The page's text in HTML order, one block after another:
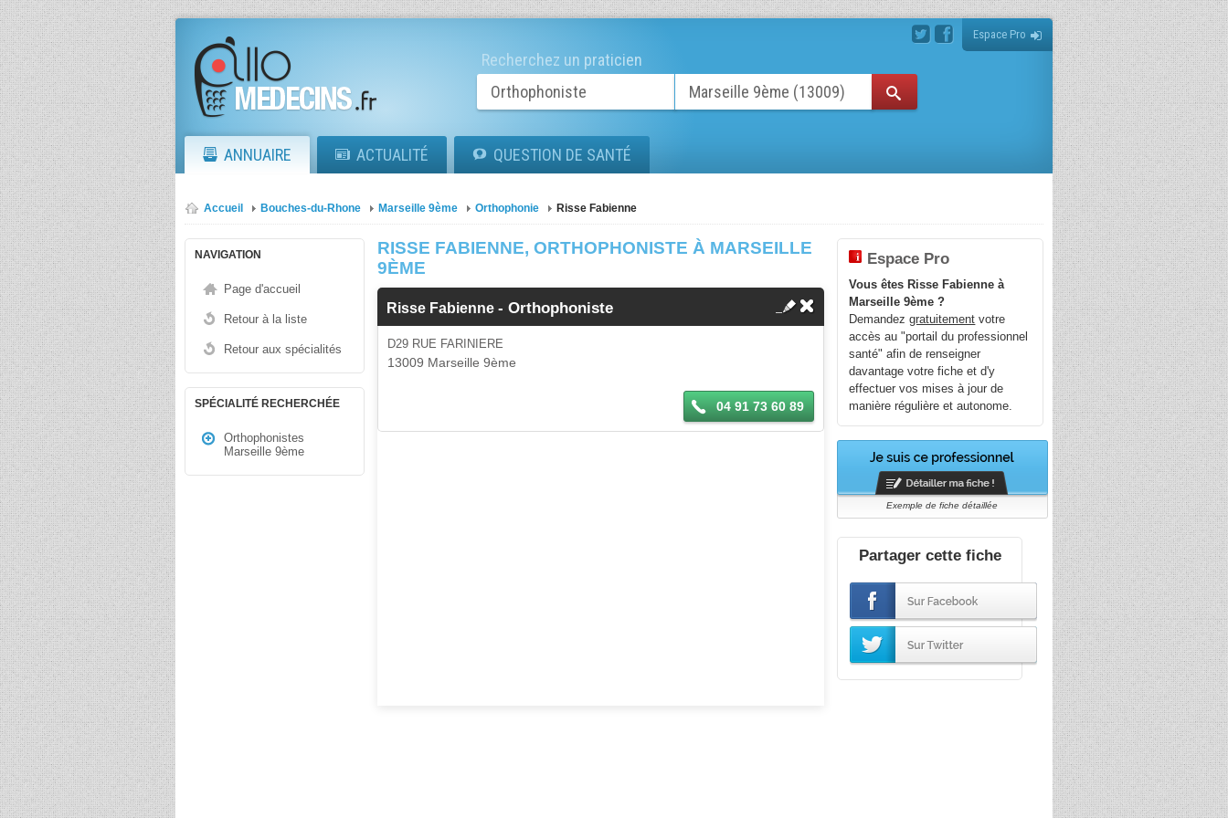
Espace Pro
Recherchez un praticien
ANNUAIRE ACTUALITÉ QUESTION DE SANTÉ
Accueil Bouches-du-Rhone Marseille 9ème Orthophonie Risse Fabienne
NAVIGATION
Page d'accueil
Retour à la liste
Retour aux spécialités
SPÉCIALITÉ RECHERCHÉE
Orthophonistes
Marseille 9ème
RISSE FABIENNE, ORTHOPHONISTE À MARSEILLE
9ÈME
Risse Fabienne-Orthophoniste
D29 RUE FARINIERE
13009 Marseille 9ème
04 91 73 60 89
Espace Pro
Vous êtes Risse Fabienne à
Marseille 9ème ?
Demandezgratuitement votre
accès au "portail du professionnel
santé" afin de renseigner
davantage votre fiche et d'y
effectuer vos mises à jour de
manière régulière et autonome.
Exemple de fiche détaillée
Partager cette fiche